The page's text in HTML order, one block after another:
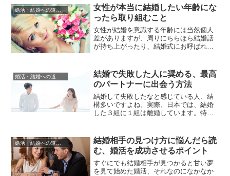
は何をどうすればよいのか、どんな準備
をどう進めればよいのかということはあ
なたも彼氏も見当もつかない、手探り状
態で前に進まないということもある...
婚活・結婚への道のり
女性が本当に結婚したい年齢にな
ったら取り組むこと
女性が結婚を意識する年齢には当然個人
差がありますが、周りにちらほら結婚話
が持ち上がったり、結婚式にお呼ばれす
よね。「相手はいるけど」という人も
「相手はいないけどなんとなく考え始め
た」という人も、人生設計の中に「結
婚」の２文字が浮かんで来た時が好
機！...
結婚で失敗した人に奨める、最高
のパートナーに出会う方法
結婚して失敗したなと感じている人、結
構多いですよね。実際、日本では、結婚
した３組に１組は離婚しています。特に
周りにたくさんいるのです。離婚原因
は、性格の不一致や金銭問題、浮気など
様々ですが、別れるのも面倒だからと、
仕方なく結婚生活を続けている人より...
婚活・結婚への道のり
結婚相手の見つけ方に悩んだら読
む、婚活を成功させるポイント
すぐにでも結婚相手が見つかると甘い夢
を見て始めた婚活、それなのになかなか